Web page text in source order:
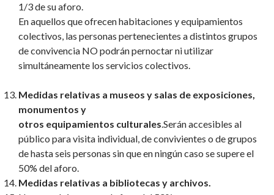
1/3 de su aforo.
En aquellos que ofrecen habitaciones y equipamientos
colectivos, las personas pertenecientes a distintos grupos
de convivencia NO podrán pernoctar ni utilizar
simultáneamente los servicios colectivos.
Medidas relativas a museos y salas de exposiciones,
monumentos y
otros equipamientos culturales.Serán accesibles al
público para visita individual, de convivientes o de grupos
de hasta seis personas sin que en ningún caso se supere el
50% del aforo.
Medidas relativas a bibliotecas y archivos.